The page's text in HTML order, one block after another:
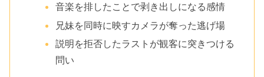
音楽を排したことで剥き出しになる感情
兄妹を同時に映すカメラが奪った逃げ場
説明を拒否したラストが観客に突きつける
問い